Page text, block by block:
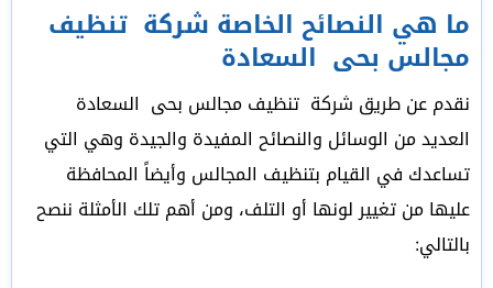
ما هي النصائح الخاصة شركة تنظيف
مجالس بحى السعادة
نقدم عن طريق شركة تنظيف مجالس بحى السعادة
العديد من الوسائل والنصائح المفيدة والجيدة وهي التي
تساعدك في القيام بتنظيف المجالس وأيضاً المحافظة
عليها من تغيير لونها أو التلف، ومن أهم تلك الأمثلة ننصح
بالتالي: